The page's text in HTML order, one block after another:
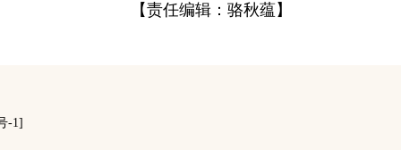
【责任编辑：骆秋蕴】
-1]